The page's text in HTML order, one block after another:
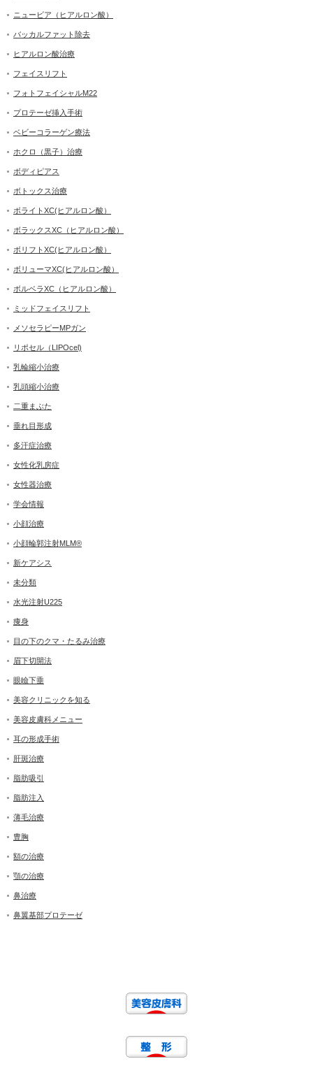
ニュービア（ヒアルロン酸）
バッカルファット除去
ヒアルロン酸治療
フェイスリフト
フォトフェイシャルM22
プロテーゼ挿入手術
ベビーコラーゲン療法
ホクロ（黒子）治療
ボディピアス
ボトックス治療
ボライトXC(ヒアルロン酸）
ボラックスXC（ヒアルロン酸）
ボリフトXC(ヒアルロン酸）
ボリューマXC(ヒアルロン酸）
ボルベラXC（ヒアルロン酸）
ミッドフェイスリフト
メソセラピーMPガン
リポセル（LIPOcel)
乳輪縮小治療
乳頭縮小治療
二重まぶた
垂れ目形成
多汗症治療
女性化乳房症
女性器治療
学会情報
小顔治療
小顔輪郭注射MLM®
新ケアシス
未分類
水光注射U225
痩身
目の下のクマ・たるみ治療
眉下切開法
眼瞼下垂
美容クリニックを知る
美容皮膚科メニュー
耳の形成手術
肝斑治療
脂肪吸引
脂肪注入
薄毛治療
豊胸
額の治療
顎の治療
鼻治療
鼻翼基部プロテーゼ